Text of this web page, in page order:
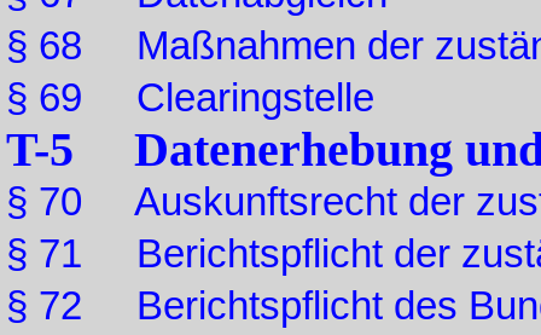
§ 68 Maßnahmen der
§ 69 Clearingstelle
T-5 Datenerhebung
§ 70 Auskunftsrecht der
§ 71 Berichtspflicht der
§ 72 Berichtspflicht des